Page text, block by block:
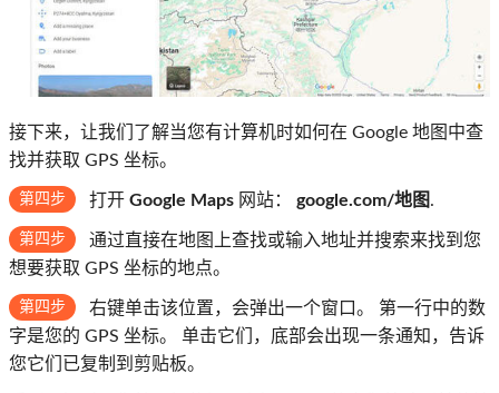
接下来，让我们了解当您有计算机时如何在 Google 地图中查
找并获取 GPS 坐标。
第四步 打开 Google Maps 网站： google.com/地图.
第四步
通过直接在地图上查找或输入地址并搜索来找到您
想要获取 GPS 坐标的地点。
第四步
右键单击该位置，会弹出一个窗口。 第一行中的数
字是您的 GPS 坐标。 单击它们，底部会出现一条通知，告诉
您它们已复制到剪贴板。